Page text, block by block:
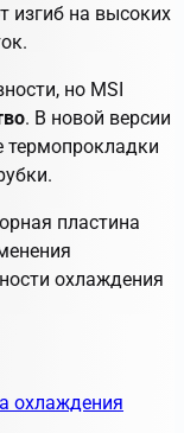
изгиб на высоких
но MSI
. В новой версии
пластина
охлаждения
охлаждения